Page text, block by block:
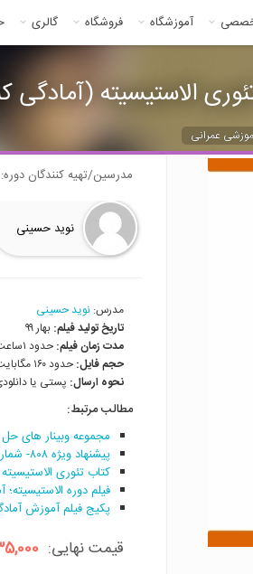
آموزشگاه فروشگاه گالری
(آمادگی
عمرانی
مدرسین/تهیه کنندگان دوره:
نوید حسینی
مدرس: نوید حسینی
تاریخ تولید فیلم: بهار ۹۹
مدت زمان فیلم: حدود ۱ساعت و ۲۰ دقیقه
حجم فایل: حدود ۱۶۰ مگابایت
نحوه ارسال: پستی یا
مطالب مرتبط:
مجموعه وبینار های
پیشنهاد ویژه ۸۰۸- شماره ۵: فیلم دوره الاستیسیته؛ آمادگی کنکور دکتری عمران
کتاب تئوری
فیلم دوره
پکیج فیلم آموزش
قیمت نهایی: 35,000